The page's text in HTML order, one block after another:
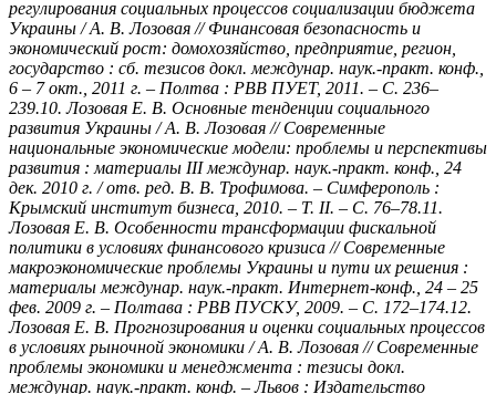
регулирования социальных процессов социализации бюджета
Украины / А. В. Лозовая // Финансовая безопасность и
экономический рост: домохозяйство, предприятие, регион,
государство : сб. тезисов докл. междунар. наук.-практ. конф.,
6 – 7 окт., 2011 г. – Полтва : РВВ ПУЕТ, 2011. – С. 236–
239.10. Лозовая Е. В. Основные тенденции социального
развития Украины / А. В. Лозовая // Современные
национальные экономические модели: проблемы и перспективы
развития : материалы III междунар. наук.-практ. конф., 24
дек. 2010 г. / отв. ред. В. В. Трофимова. – Симферополь :
Крымский институт бизнеса, 2010. – Т. II. – С. 76–78.11.
Лозовая Е. В. Особенности трансформации фискальной
политики в условиях финансового кризиса // Современные
макроэкономические проблемы Украины и пути их решения :
материалы междунар. наук.-практ. Интернет-конф., 24 – 25
фев. 2009 г. – Полтава : РВВ ПУСКУ, 2009. – С. 172–174.12.
Лозовая Е. В. Прогнозирования и оценки социальных процессов
в условиях рыночной экономики / А. В. Лозовая // Современные
проблемы экономики и менеджмента : тезисы докл.
междунар. наук.-практ. конф. – Львов : Издательство